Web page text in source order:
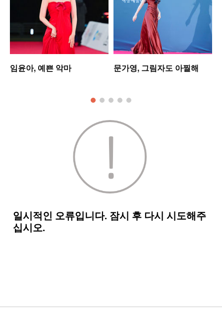
임윤아, 예쁜 악마 문가영, 그림자도 아찔해